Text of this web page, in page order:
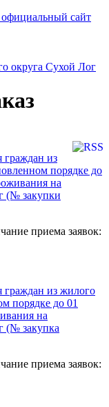
сайт
округа Сухой Лог
граждан из
порядке до
на
(№ закупки
приема заявок:
граждан из жилого
порядке до 01
на
(№ закупка
приема заявок: